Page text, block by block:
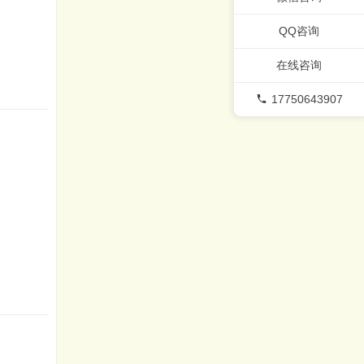
QQ咨询
在线咨询
17750643907